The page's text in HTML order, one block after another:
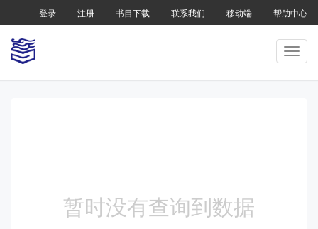
登录 注册 书目下载 联系我们 移动端 帮助中心
暂时没有查询到数据